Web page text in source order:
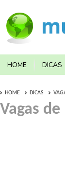
HOME DICAS
HOME DICAS
Vagas